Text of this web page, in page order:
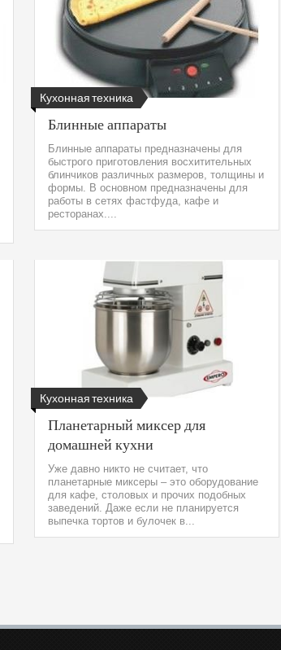
Кухонная техника
Блинные аппараты
Блинные аппараты предназначены для
быстрого приготовления восхитительных
блинчиков различных размеров, толщины и
формы. В основном предназначены для
работы в сетях фастфуда, кафе и
ресторанах....
Кухонная техника
Планетарный миксер для
домашней кухни
Уже давно никто не считает, что
планетарные миксеры – это оборудование
для кафе, столовых и прочих подобных
заведений. Даже если не планируется
выпечка тортов и булочек в...